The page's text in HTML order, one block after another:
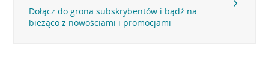
Dołącz do grona subskrybentów i bądź na
bieżąco z nowościami i promocjami